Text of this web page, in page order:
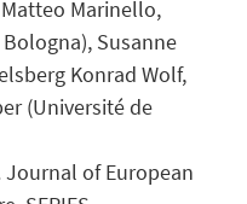
Marinello,
Susanne
Konrad Wolf,
(Université de
Journal of European